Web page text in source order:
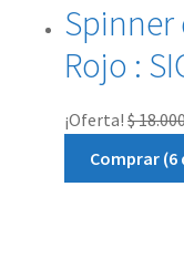
Spinner
Rojo :
¡Oferta! $
Comprar (6